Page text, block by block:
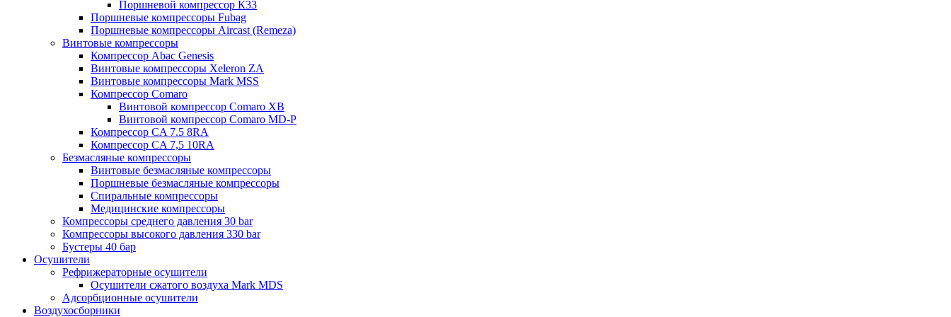
Поршневой компрессор К33
Поршневые компрессоры Fubag
Поршневые компрессоры Aircast (Remeza)
Винтовые компрессоры
Компрессор Abac Genesis
Винтовые компрессоры Xeleron ZA
Винтовые компрессоры Mark MSS
Компрессор Comaro
Винтовой компрессор Comaro XB
Винтовой компрессор Comaro MD-P
Компрессор CA 7.5 8RA
Компрессор CA 7,5 10RA
Безмасляные компрессоры
Винтовые безмасляные компрессоры
Поршневые безмасляные компрессоры
Спиральные компрессоры
Медицинские компрессоры
Компрессоры среднего давления 30 bar
Компрессоры высокого давления 330 bar
Бустеры 40 бар
Осушители
Рефрижераторные осушители
Осушители сжатого воздуха Mark MDS
Адсорбционные осушители
Воздухосборники